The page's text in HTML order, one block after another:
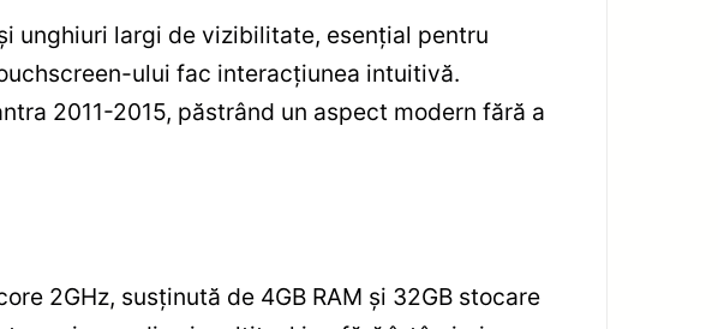
unghiuri largi de vizibilitate, esențial pentru
ului fac interacțiunea intuitivă.
2011-2015, păstrând un aspect modern fără a
2GHz, susținută de 4GB RAM și 32GB stocare